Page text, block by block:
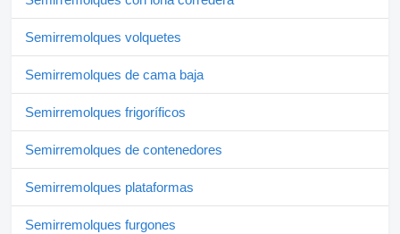
Semirremolques volquetes
Semirremolques de cama baja
Semirremolques frigoríficos
Semirremolques de contenedores
Semirremolques plataformas
Semirremolques furgones